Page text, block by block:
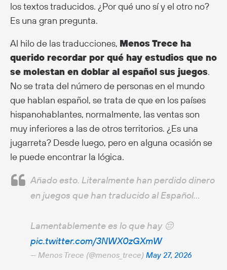
los textos traducidos. ¿Por qué uno sí y el otro no?
Es una gran pregunta.
Al hilo de las traducciones, Menos Trece ha
querido recordar por qué hay estudios que no
se molestan en doblar al español sus juegos.
No se trata del número de personas en el mundo
que hablan español, se trata de que en los países
hispanohablantes, normalmente, las ventas son
muy inferiores a las de otros territorios. ¿Es una
jugarreta? Desde luego, pero en alguna ocasión se
le puede encontrar la lógica.
Añado esto. Literalmente han perdido dinero
en juegos que han traducido al Español…
Lamentablemente es lo que hay 😔
pic.twitter.com/3NWX0zGXmW
— Menos Trece (@menos_trece) May 27, 2026